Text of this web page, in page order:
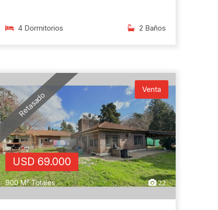
4 Dormitorios 2 Baños
Retasado
Venta
USD 69.000
900 M² Totales 22